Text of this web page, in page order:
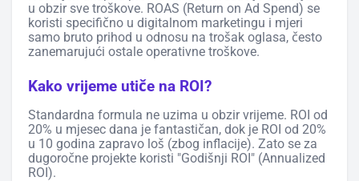
u obzir sve troškove. ROAS (Return on Ad Spend) se
koristi specifično u digitalnom marketingu i mjeri
samo bruto prihod u odnosu na trošak oglasa, često
zanemarujući ostale operativne troškove.
Kako vrijeme utiče na ROI?
Standardna formula ne uzima u obzir vrijeme. ROI od
20% u mjesec dana je fantastičan, dok je ROI od 20%
u 10 godina zapravo loš (zbog inflacije). Zato se za
dugoročne projekte koristi "Godišnji ROI" (Annualized
ROI).